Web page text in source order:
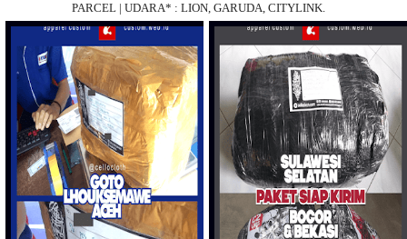
PARCEL | UDARA* : LION, GARUDA, CITYLINK.